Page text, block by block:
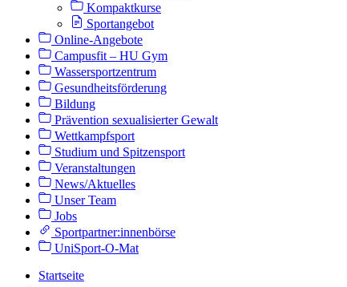
Kompaktkurse
Sportangebot
Online-Angebote
Campusfit – HU Gym
Wassersportzentrum
Gesundheitsförderung
Bildung
Prävention sexualisierter Gewalt
Wettkampfsport
Studium und Spitzensport
Veranstaltungen
News/Aktuelles
Unser Team
Jobs
Sportpartner:innenbörse
UniSport-O-Mat
Startseite